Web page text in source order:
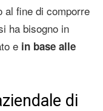
al fine di comporre
ha bisogno in
e in base alle
di